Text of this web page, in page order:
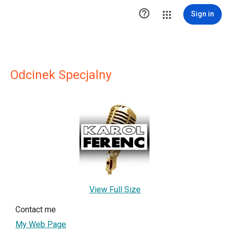
 Sign in
Odcinek Specjalny
View Full Size
Contact me
My Web Page